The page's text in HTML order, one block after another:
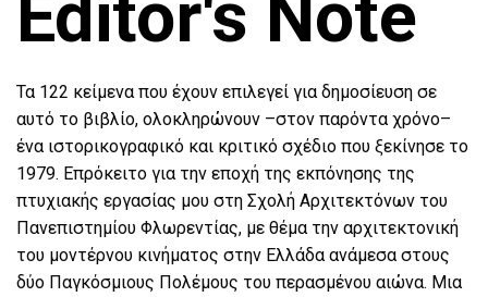
Editor's Note
Τα 122 κείμενα που έχουν επιλεγεί για δημοσίευση σε
αυτό το βιβλίο, ολοκληρώνουν –στον παρόντα χρόνο–
ένα ιστορικογραφικό και κριτικό σχέδιο που ξεκίνησε το
1979. Επρόκειτο για την εποχή της εκπόνησης της
πτυχιακής εργασίας μου στη Σχολή Αρχιτεκτόνων του
Πανεπιστημίου Φλωρεντίας, με θέμα την αρχιτεκτονική
του μοντέρνου κινήματος στην Ελλάδα ανάμεσα στους
δύο Παγκόσμιους Πολέμους του περασμένου αιώνα. Μια